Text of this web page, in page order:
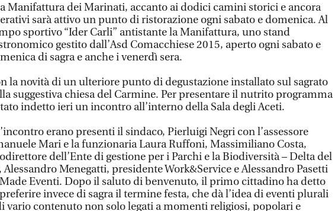
Manifattura dei Marinati, accanto ai dodici camini storici e ancora
sarà attivo un punto di ristorazione ogni sabato e domenica. Al
sportivo “Ider Carli” antistante la Manifattura, uno stand
gestito dall’Asd Comacchiese 2015, aperto ogni sabato e
di sagra e anche i venerdì sera.
la novità di un ulteriore punto di degustazione installato sul sagrato
suggestiva chiesa del Carmine. Per presentare il nutrito programma
indetto ieri un incontro all’interno della Sala degli Aceti.
erano presenti il sindaco, Pierluigi Negri con l’assessore
Mari e la funzionaria Laura Ruffoni, Massimiliano Costa,
dell’Ente di gestione per i Parchi e la Biodiversità – Delta del
Alessandro Menegatti, presidente Work&Service e Alessandro Pasetti
Eventi. Dopo il saluto di benvenuto, il primo cittadino ha detto
invece di sagra il termine festa, che dà l’idea di eventi plurali
vario contenuto non solo legati a momenti religiosi, popolari e